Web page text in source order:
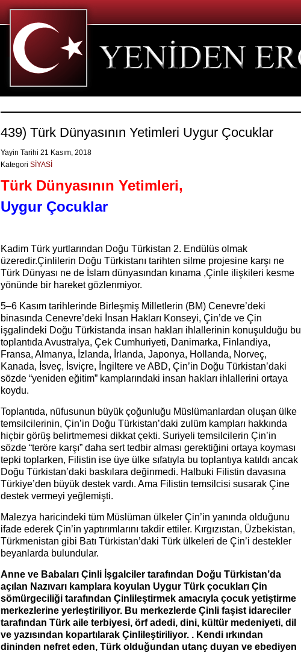
439) Türk Dünyasının Yetimleri Uygur Çocuklar
Yayin Tarihi 21 Kasım, 2018
Kategori SİYASİ
Türk Dünyasının Yetimleri,
Uygur Çocuklar
Kadim Türk yurtlarından Doğu Türkistan 2. Endülüs olmak
üzeredir.Çinlilerin Doğu Türkistanı tarihten silme projesine karşı ne
Türk Dünyası ne de İslam dünyasından kınama ,Çinle ilişkileri kesme
yönünde bir hareket gözlenmiyor.
5–6 Kasım tarihlerinde Birleşmiş Milletlerin (BM) Cenevre’deki
binasında Cenevre’deki İnsan Hakları Konseyi, Çin’de ve Çin
işgalindeki Doğu Türkistanda insan hakları ihlallerinin konuşulduğu bu
toplantıda Avustralya, Çek Cumhuriyeti, Danimarka, Finlandiya,
Fransa, Almanya, İzlanda, İrlanda, Japonya, Hollanda, Norveç,
Kanada, İsveç, İsviçre, İngiltere ve ABD, Çin’in Doğu Türkistan’daki
sözde “yeniden eğitim” kamplarındaki insan hakları ihlallerini ortaya
koydu.
Toplantıda, nüfusunun büyük çoğunluğu Müslümanlardan oluşan ülke
temsilcilerinin, Çin’in Doğu Türkistan’daki zulüm kampları hakkında
hiçbir görüş belirtmemesi dikkat çekti. Suriyeli temsilcilerin Çin’in
sözde “teröre karşı” daha sert tedbir alması gerektiğini ortaya koyması
tepki toplarken, Filistin ise üye ülke sıfatıyla bu toplantıya katıldı ancak
Doğu Türkistan’daki baskılara değinmedi. Halbuki Filistin davasına
Türkiye’den büyük destek vardı. Ama Filistin temsilcisi susarak Çine
destek vermeyi yeğlemişti.
Malezya haricindeki tüm Müslüman ülkeler Çin’in yanında olduğunu
ifade ederek Çin’in yaptırımlarını takdir ettiler. Kırgızıstan, Üzbekistan,
Türkmenistan gibi Batı Türkistan’daki Türk ülkeleri de Çin’i destekler
beyanlarda bulundular.
Anne ve Babaları Çinli İşgalciler tarafından Doğu Türkistan’da
açılan Nazıvarı kamplara koyulan Uygur Türk çocukları Çin
sömürgeciliği tarafından Çinlileştirmek amacıyla çocuk yetiştirme
merkezlerine yerleştiriliyor. Bu merkezlerde Çinli faşist idareciler
tarafından Türk aile terbiyesi, örf adedi, dini, kültür medeniyeti, dil
ve yazısından kopartılarak Çinlileştiriliyor. . Kendi ırkından
dininden nefret eden, Türk olduğundan utanç duyan ve ebediyen